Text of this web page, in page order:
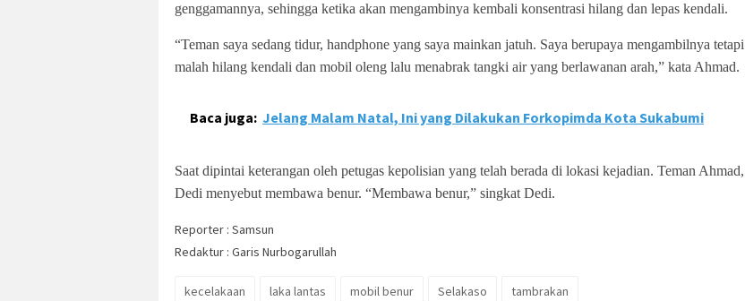
genggamannya, sehingga ketika akan mengambinya kembali konsentrasi hilang dan lepas kendali.
“Teman saya sedang tidur, handphone yang saya mainkan jatuh. Saya berupaya mengambilnya tetapi
malah hilang kendali dan mobil oleng lalu menabrak tangki air yang berlawanan arah,” kata Ahmad.
Baca juga: Jelang Malam Natal, Ini yang Dilakukan Forkopimda Kota Sukabumi
Saat dipintai keterangan oleh petugas kepolisian yang telah berada di lokasi kejadian. Teman Ahmad,
Dedi menyebut membawa benur. “Membawa benur,” singkat Dedi.
Reporter : Samsun
Redaktur : Garis Nurbogarullah
kecelakaan laka lantas mobil benur Selakaso tambrakan